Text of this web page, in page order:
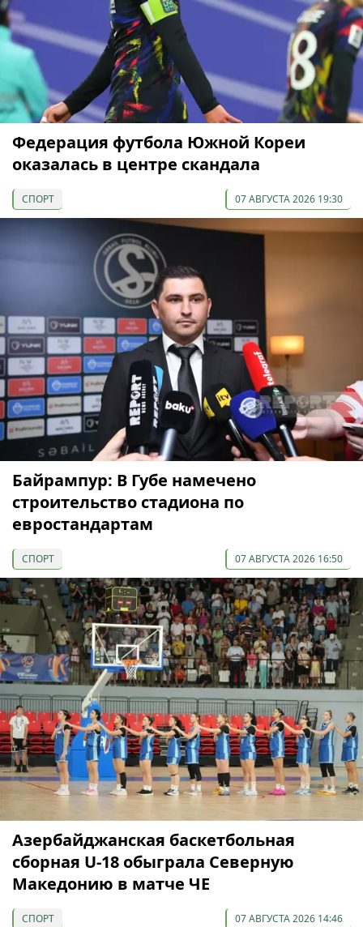
Федерация футбола Южной Кореи
оказалась в центре скандала
СПОРТ 07 АВГУСТА 2026 19:30
Байрампур: В Губе намечено
строительство стадиона по
евростандартам
СПОРТ 07 АВГУСТА 2026 16:50
Азербайджанская баскетбольная
сборная U-18 обыграла Северную
Македонию в матче ЧЕ
СПОРТ 07 АВГУСТА 2026 14:46